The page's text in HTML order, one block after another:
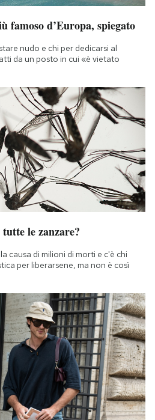
famoso d’Europa, spiegato
nudo e chi per dedicarsi al
da un posto in cui «è vietato
le zanzare?
causa di milioni di morti e c'è chi
per liberarsene, ma non è così